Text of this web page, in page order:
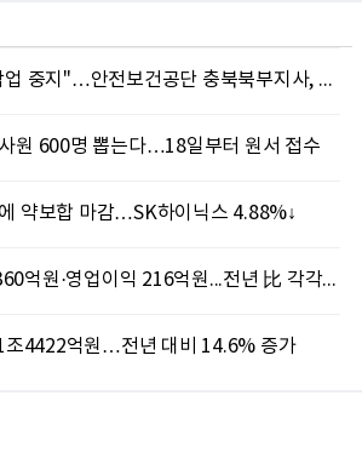
"38도 넘으면 옥외작업 중지"…안전보건공단 충북북부지사, 코레일과 폭염 예방 캠페인
원 600명 뽑는다…18일부터 원서 접수
약보합 마감…SK하이닉스 4.88%↓
씨젠, 2분기 매출 1,360억원·영업이익 216억원...전년 比 각각 19.2%·586.4% 증가
조4422억원…전년 대비 14.6% 증가